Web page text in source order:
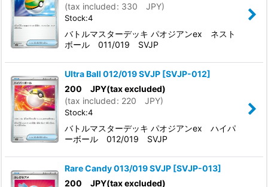
(tax included: 330 JPY)
Stock:4
バトルマスターデッキ パオジアンex ネスト
ボール 011/019 SVJP
Ultra Ball 012/019 SVJP [SVJP-012]
200 JPY(tax excluded)
(tax included: 220 JPY)
Stock:4
バトルマスターデッキ パオジアンex ハイパ
ーボール 012/019 SVJP
Rare Candy 013/019 SVJP [SVJP-013]
200 JPY(tax excluded)